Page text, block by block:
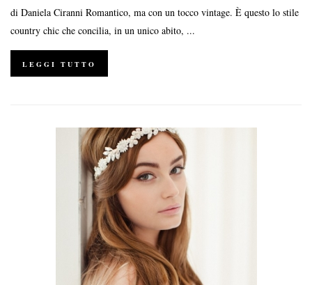
di Daniela Ciranni Romantico, ma con un tocco vintage. È questo lo stile
country chic che concilia, in un unico abito, ...
LEGGI TUTTO